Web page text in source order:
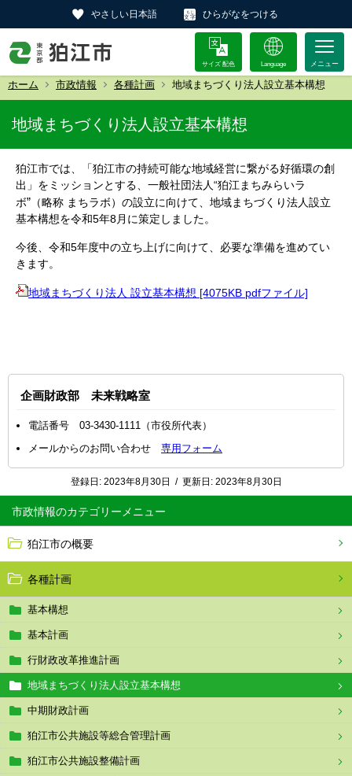
やさしい日本語 ひらがなをつける
サイズ 配色 Language
ホーム 市政情報 各種計画 地域まちづくり法人設立基本構想
市政情報
狛江市の概要
各種計画
基本構想
基本計画
行財政改革推進計画
地域まちづくり法人設立基本構想
中期財政計画
狛江市公共施設等総合管理計画
狛江市公共施設整備計画
地域まちづくり法人設立基本構想
狛江市では、「狛江市の持続可能な地域経営に繋がる好循環の創
出」をミッションとする、一般社団法人“狛江まちみらいラ
ボ” （略称 まちラボ）の設立に向けて、地域まちづくり法人設立
基本構想を令和5年8月に策定しました。
今後、令和5年度中の立ち上げに向けて、必要な準備を進めてい
きます。
地域まちづくり法人 設立基本構想 [4075KB pdfファイル]
企画財政部 未来戦略室
電話番号 03-3430-1111（市役所代表）
メールからのお問い合わせ 専用フォーム
登録日: 2023年8月30日 / 更新日: 2023年8月30日